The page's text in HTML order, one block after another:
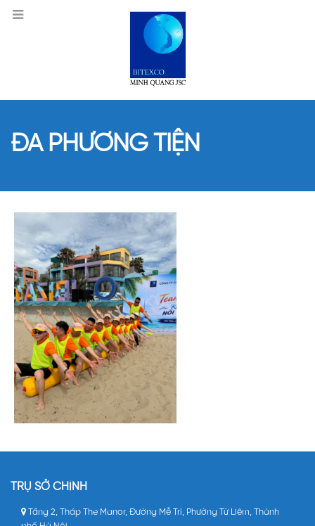
ĐA PHƯƠNG TIỆN
TRỤ SỞ CHÍNH
Tầng 2, Tháp The Manor, Đường Mễ Trì, Phường Từ Liêm, Thành